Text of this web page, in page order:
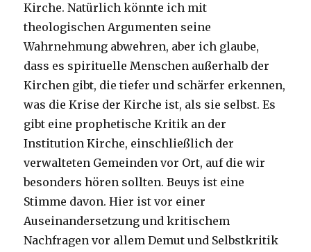
Kirche. Natürlich könnte ich mit
theologischen Argumenten seine
Wahrnehmung abwehren, aber ich glaube,
dass es spirituelle Menschen außerhalb der
Kirchen gibt, die tiefer und schärfer erkennen,
was die Krise der Kirche ist, als sie selbst. Es
gibt eine prophetische Kritik an der
Institution Kirche, einschließlich der
verwalteten Gemeinden vor Ort, auf die wir
besonders hören sollten. Beuys ist eine
Stimme davon. Hier ist vor einer
Auseinandersetzung und kritischem
Nachfragen vor allem Demut und Selbstkritik